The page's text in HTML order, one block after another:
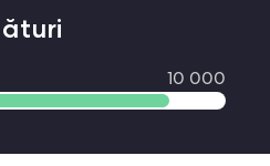
10 000